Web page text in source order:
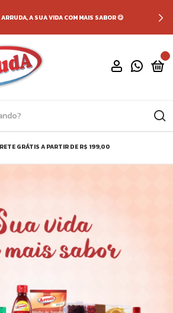
A SUA VIDA COM MAIS SABOR 😋
GRÁTIS A PARTIR DE R$ 199,00